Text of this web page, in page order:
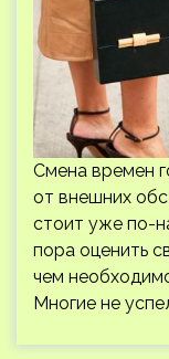
Смена времен
от внешних
стоит уже по-
пора оценить
чем
Многие не